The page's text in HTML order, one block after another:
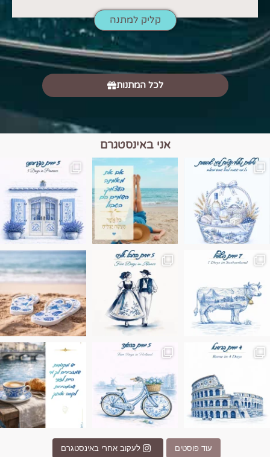
קליק למתנה
לכל המתנות
אני באינסטגרם
הם הגבול 💙🩵
בחבל אלזס צרפת
בחופשה שבו הכל נהיה פשוט יותר. החול, הי
Instagram post
Instagram post 17994326828955248
עוד פוסטים לעקוב אחרי באינסטגרם